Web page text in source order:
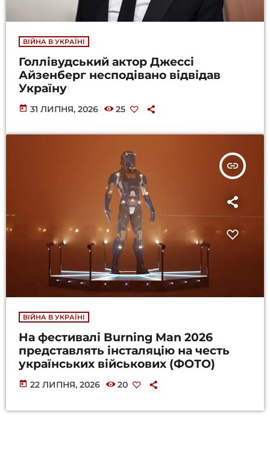
ВІЙНА В УКРАЇНІ
Голлівудський актор Джессі
Айзенберг несподівано відвідав
Україну
today 31 ЛИПНЯ, 2026 25
insert_link
ВІЙНА В УКРАЇНІ
На фестивалі Burning Man 2026
представлять інсталяцію на честь
українських військових (ФОТО)
today 22 ЛИПНЯ, 2026 20